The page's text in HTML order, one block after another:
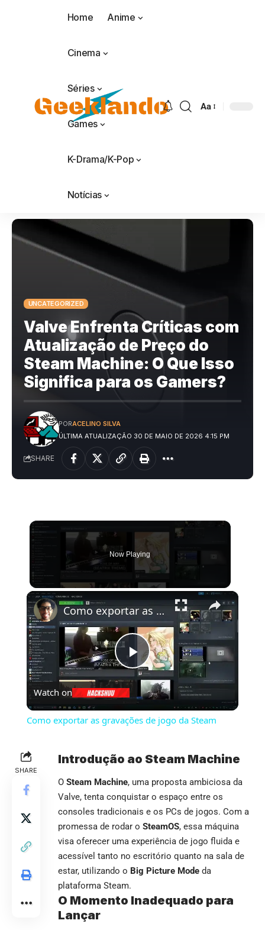
Home Anime
Cinema
Séries
Games
K-Drama/K-Pop
Notícias
Aa
UNCATEGORIZED
Valve Enfrenta Críticas com
Atualização de Preço do
Steam Machine: O Que Isso
Significa para os Gamers?
ÚLTIMA ATUALIZAÇÃO 30 DE MAIO DE 2026 4:15 PM
PORACELINO SILVA
SHARE
Now Playing
×
Play
Video
Como exportar as gravações de jogo da Steam
Watch on
Como exportar as gravações de jogo da Steam
SHARE
Introdução ao Steam Machine
O Steam Machine, uma proposta ambiciosa da
Valve, tenta conquistar o espaço entre os
consoles tradicionais e os PCs de jogos. Com a
promessa de rodar o SteamOS, essa máquina
visa oferecer uma experiência de jogo fluida e
acessível tanto no escritório quanto na sala de
estar, utilizando o Big Picture Mode da
plataforma Steam.
O Momento Inadequado para
Lançar